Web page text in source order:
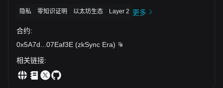
隐私 零知识证明 以太坊生态 Layer 2 更多
合约:
0x5A7d
07Eaf3E (zkSync Era)
相关链接: